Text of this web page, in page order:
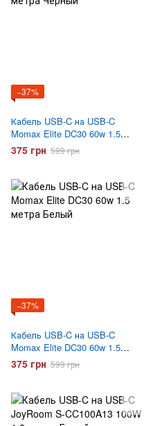
−37%
Кабель USB-C на USB-C
Momax Elite DC30 60w 1.5
метра Черный
375 грн 599 грн
−37%
Кабель USB-C на USB-C
Momax Elite DC30 60w 1.5
метра Белый
375 грн 599 грн